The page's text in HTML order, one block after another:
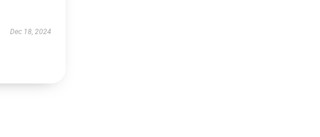
Dec 18, 2024